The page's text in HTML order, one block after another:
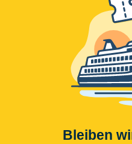
Bleiben